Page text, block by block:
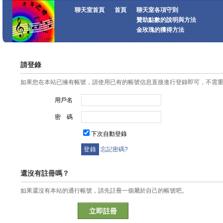
聊天室首頁 首頁
聊天室各項守則
贊助點數的說明與方法
金玫瑰的獲得方法
請登錄
如果您在本站已擁有帳號，請使用已有的帳號信息直接進行登錄即可，不需
用戶名
密 碼
下次自動登錄
忘記密碼?
還沒有註冊嗎？
如果還沒有本站的通行帳號，請先註冊一個屬於自己的帳號吧。
立即註冊